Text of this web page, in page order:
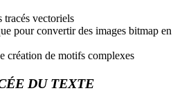
tracés vectoriels
pour convertir des images bitmap en
création de motifs complexes
DU TEXTE